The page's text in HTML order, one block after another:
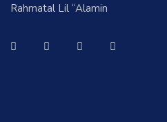
Rahmatal Lil “Alamin